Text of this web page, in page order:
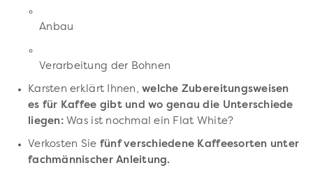
Anbau
Verarbeitung der Bohnen
Karsten erklärt Ihnen,welche Zubereitungsweisen
es für Kaffee gibt und wo genau die Unterschiede
liegen:Was ist nochmal ein Flat White?
Verkosten Sie fünf verschiedene Kaffeesorten unter
fachmännischer Anleitung.